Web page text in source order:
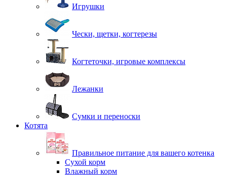
Игрушки
Чески, щетки, когтерезы
Когтеточки, игровые комплексы
Лежанки
Сумки и переноски
Котята
Правильное питание для вашего котенка
Сухой корм
Влажный корм